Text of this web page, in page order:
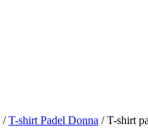
/T-shirt Padel Donna / T-shirt